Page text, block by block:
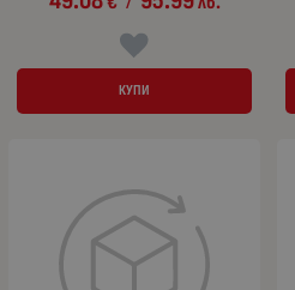
КУПИ